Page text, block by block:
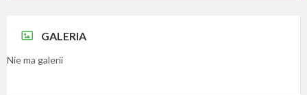
GALERIA
Nie ma galerii